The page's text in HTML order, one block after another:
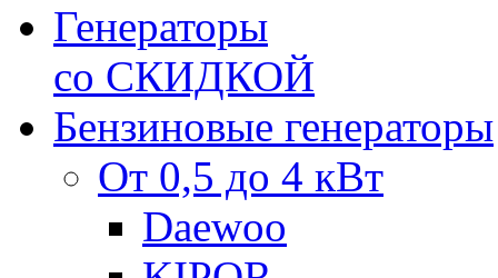
Генераторы
со СКИДКОЙ
Бензиновые генераторы
От 0,5 до 4 кВт
Daewoo